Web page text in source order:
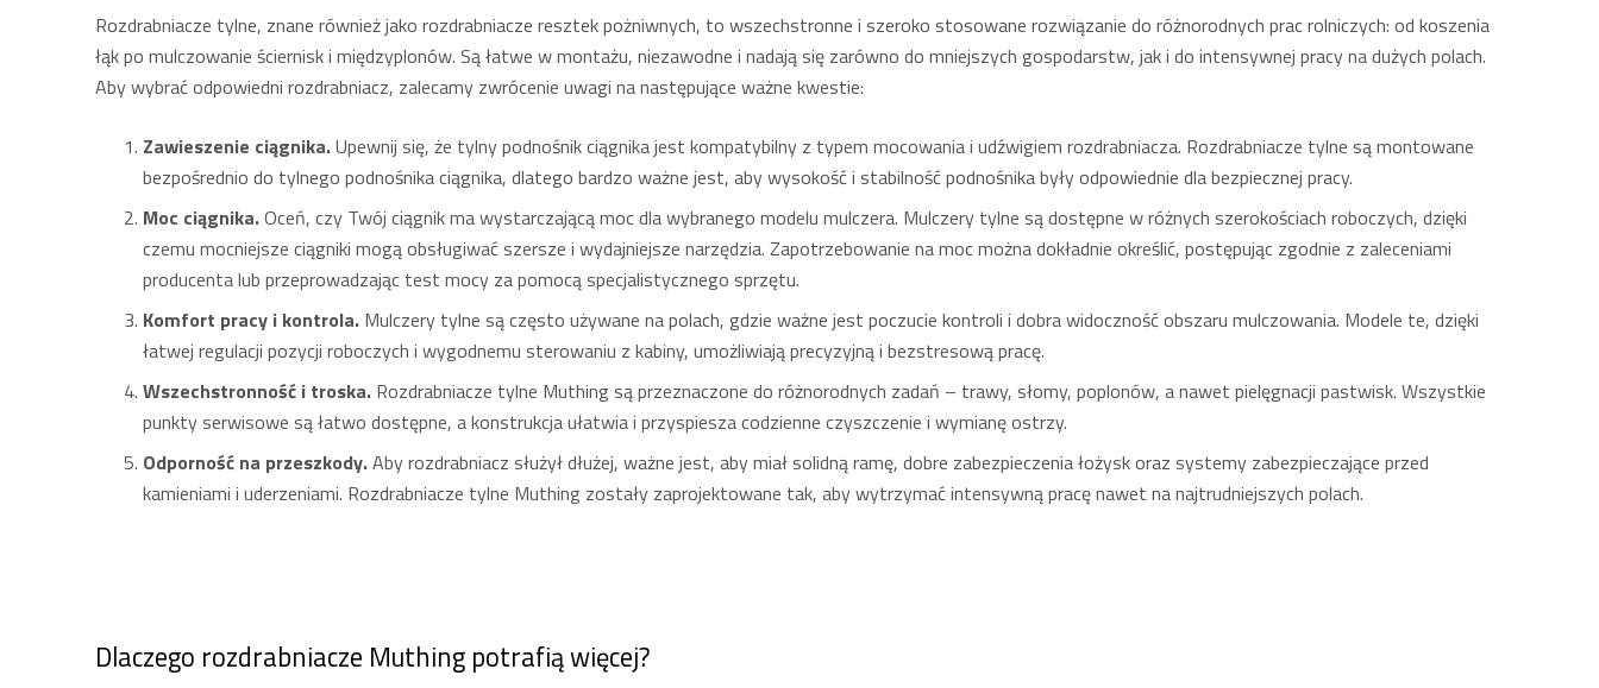
Rozdrabniacze tylne, znane również jako rozdrabniacze resztek pożniwnych, to wszechstronne i szeroko stosowane rozwiązanie do różnorodnych prac rolniczych: od koszenia
łąk po mulczowanie ściernisk i międzyplonów. Są łatwe w montażu, niezawodne i nadają się zarówno do mniejszych gospodarstw, jak i do intensywnej pracy na dużych polach.
Aby wybrać odpowiedni rozdrabniacz, zalecamy zwrócenie uwagi na następujące ważne kwestie:
Zawieszenie ciągnika.Upewnij się, że tylny podnośnik ciągnika jest kompatybilny z typem mocowania i udźwigiem rozdrabniacza. Rozdrabniacze tylne są montowane
bezpośrednio do tylnego podnośnika ciągnika, dlatego bardzo ważne jest, aby wysokość i stabilność podnośnika były odpowiednie dla bezpiecznej pracy.
Moc ciągnika.Oceń, czy Twój ciągnik ma wystarczającą moc dla wybranego modelu mulczera. Mulczery tylne są dostępne w różnych szerokościach roboczych, dzięki
czemu mocniejsze ciągniki mogą obsługiwać szersze i wydajniejsze narzędzia. Zapotrzebowanie na moc można dokładnie określić, postępując zgodnie z zaleceniami
producenta lub przeprowadzając test mocy za pomocą specjalistycznego sprzętu.
Komfort pracy i kontrola. Mulczery tylne są często używane na polach, gdzie ważne jest poczucie kontroli i dobra widoczność obszaru mulczowania. Modele te, dzięki
łatwej regulacji pozycji roboczych i wygodnemu sterowaniu z kabiny, umożliwiają precyzyjną i bezstresową pracę.
Wszechstronność i troska. Rozdrabniacze tylne Muthing są przeznaczone do różnorodnych zadań – trawy, słomy, poplonów, a nawet pielęgnacji pastwisk. Wszystkie
punkty serwisowe są łatwo dostępne, a konstrukcja ułatwia i przyspiesza codzienne czyszczenie i wymianę ostrzy.
Odporność na przeszkody.Aby rozdrabniacz służył dłużej, ważne jest, aby miał solidną ramę, dobre zabezpieczenia łożysk oraz systemy zabezpieczające przed
kamieniami i uderzeniami. Rozdrabniacze tylne Muthing zostały zaprojektowane tak, aby wytrzymać intensywną pracę nawet na najtrudniejszych polach.
Dlaczego rozdrabniacze Muthing potrafią więcej?